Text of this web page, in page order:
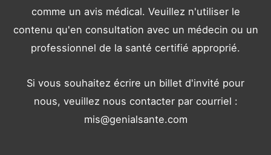
comme un avis médical. Veuillez n'utiliser le
contenu qu'en consultation avec un médecin ou un
professionnel de la santé certifié approprié.
Si vous souhaitez écrire un billet d'invité pour
nous, veuillez nous contacter par courriel :
mis@genialsante.com